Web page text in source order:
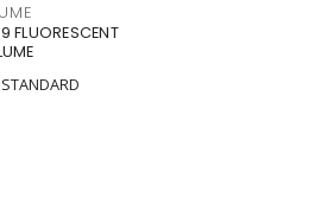
FLUORESCENT